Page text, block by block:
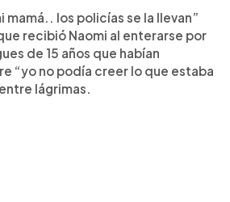
mamá.. los policías se la llevan”
recibió Naomi al enterarse por
de 15 años que habían
“yo no podía creer lo que estaba
lágrimas.